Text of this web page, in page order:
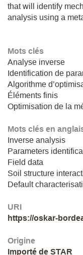
that will identify
analysis using a
Mots clés
Analyse inverse
Identification de
Algorithme
Éléments finis
Optimisation de la
Mots clés en
Inverse analysis
Parameters
Field data
Soil structure
Default
URI
https://oskar-
Origine
Importé de STAR